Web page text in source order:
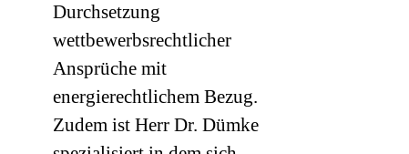
Durchsetzung
wettbewerbsrechtlicher
Ansprüche mit
energierechtlichem Bezug.
Zudem ist Herr Dr. Dümke